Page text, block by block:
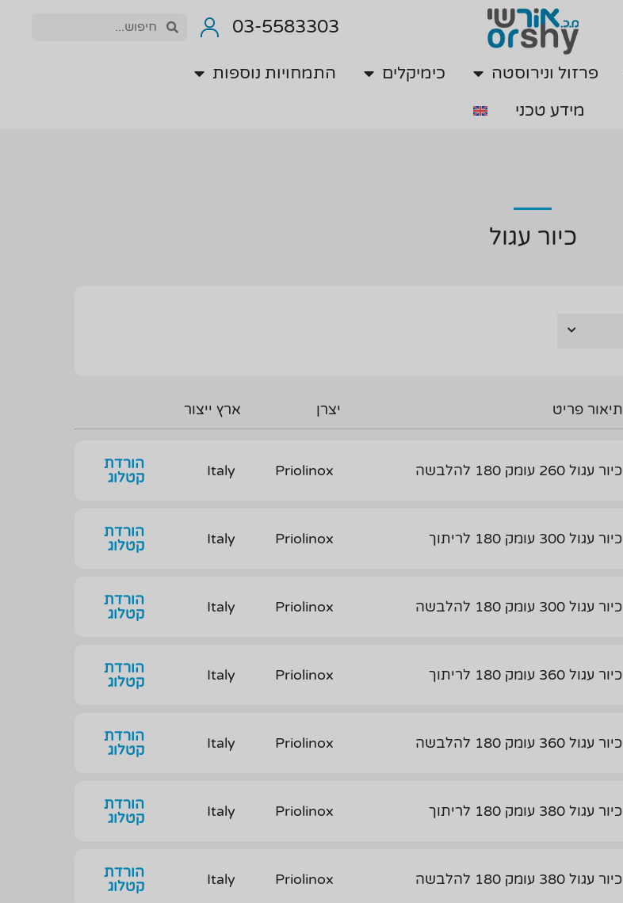
03-5583303
פרזול ונירוסטה כימיקלים
התמחויות נוספות
מידע טכני
פרזול ונירוסטה
התמחויות נוספות
מידע טכני
כיור עגול
תיאור פריט יצרן ארץ ייצור
כיור עגול 260 עומק 180 להלבשה Priolinox
Italy
הורדת
קטלוג
כיור עגול 300 עומק 180 לריתוך Priolinox
Italy
הורדת
קטלוג
כיור עגול 300 עומק 180 להלבשה Priolinox
Italy
הורדת
קטלוג
כיור עגול 360 עומק 180 לריתוך Priolinox
Italy
הורדת
קטלוג
כיור עגול 360 עומק 180 להלבשה Priolinox
Italy
הורדת
קטלוג
כיור עגול 380 עומק 180 לריתוך Priolinox
Italy
הורדת
קטלוג
כיור עגול 380 עומק 180 להלבשה Priolinox
Italy
הורדת
קטלוג